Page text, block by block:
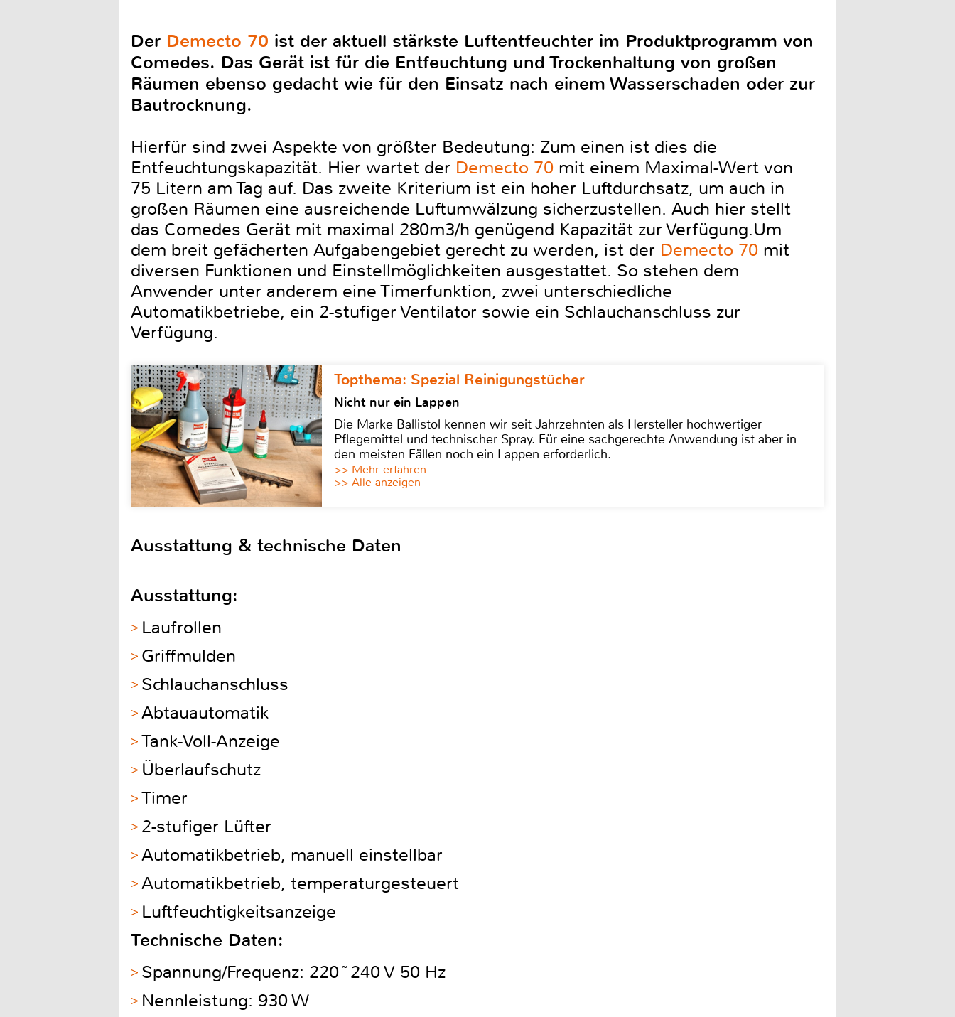
Der Demecto 70 ist der aktuell stärkste Luftentfeuchter im Produktprogramm von
Comedes. Das Gerät ist für die Entfeuchtung und Trockenhaltung von großen
Räumen ebenso gedacht wie für den Einsatz nach einem Wasserschaden oder zur
Bautrocknung.
Hierfür sind zwei Aspekte von größter Bedeutung: Zum einen ist dies die
Entfeuchtungskapazität. Hier wartet der Demecto 70 mit einem Maximal-Wert von
75 Litern am Tag auf. Das zweite Kriterium ist ein hoher Luftdurchsatz, um auch in
großen Räumen eine ausreichende Luftumwälzung sicherzustellen. Auch hier stellt
das Comedes Gerät mit maximal 280m3/h genügend Kapazität zur Verfügung.Um
dem breit gefächerten Aufgabengebiet gerecht zu werden, ist der Demecto 70 mit
diversen Funktionen und Einstellmöglichkeiten ausgestattet. So stehen dem
Anwender unter anderem eine Timerfunktion, zwei unterschiedliche
Automatikbetriebe, ein 2-stufiger Ventilator sowie ein Schlauchanschluss zur
Verfügung.
Topthema: Spezial Reinigungstücher
Nicht nur ein Lappen
Die Marke Ballistol kennen wir seit Jahrzehnten als Hersteller hochwertiger
Pflegemittel und technischer Spray. Für eine sachgerechte Anwendung ist aber in
den meisten Fällen noch ein Lappen erforderlich.
>> Mehr erfahren
>> Alle anzeigen
Ausstattung & technische Daten
Ausstattung:
Laufrollen
Griffmulden
Schlauchanschluss
Abtauautomatik
Tank-Voll-Anzeige
Überlaufschutz
Timer
2-stufiger Lüfter
Automatikbetrieb, manuell einstellbar
Automatikbetrieb, temperaturgesteuert
Luftfeuchtigkeitsanzeige
Technische Daten:
Spannung/Frequenz: 220~240 V 50 Hz
Nennleistung: 930 W